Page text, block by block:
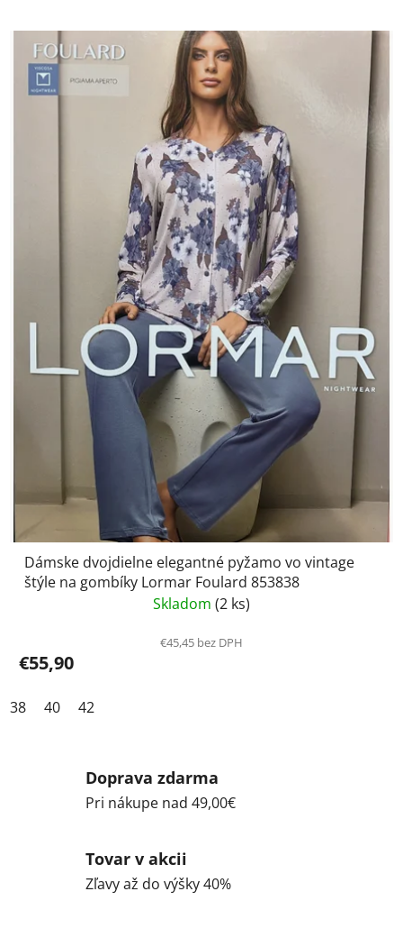
Dámske dvojdielne elegantné pyžamo vo vintage
štýle na gombíky Lormar Foulard 853838
Skladom (2 ks)
€45,45 bez DPH
€55,90
38 40 42
Doprava zdarma
Pri nákupe nad 49,00€
Tovar v akcii
Zľavy až do výšky 40%